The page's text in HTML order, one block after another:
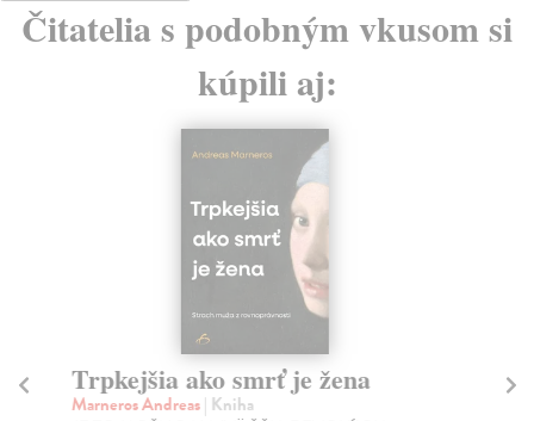
Čitatelia s podobným vkusom si
kúpili aj:
Trpkejšia ako smrť je žena
Marneros Andreas| Kniha